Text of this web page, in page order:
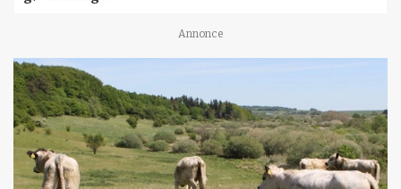
Annonce